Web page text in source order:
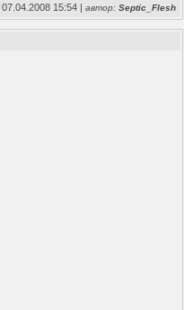
07.04.2008 15:54 |автор:Sеptic_Flеsh